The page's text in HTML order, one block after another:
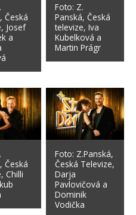
Česká
Josef
a
Foto: Z.
Panská, Česká
televize, Iva
Kubelková a
Martin Prágr
Česká
Chilli
Foto: Z.Panská,
Česká Televize,
Darja
Pavlovičová a
Dominik
Vodička